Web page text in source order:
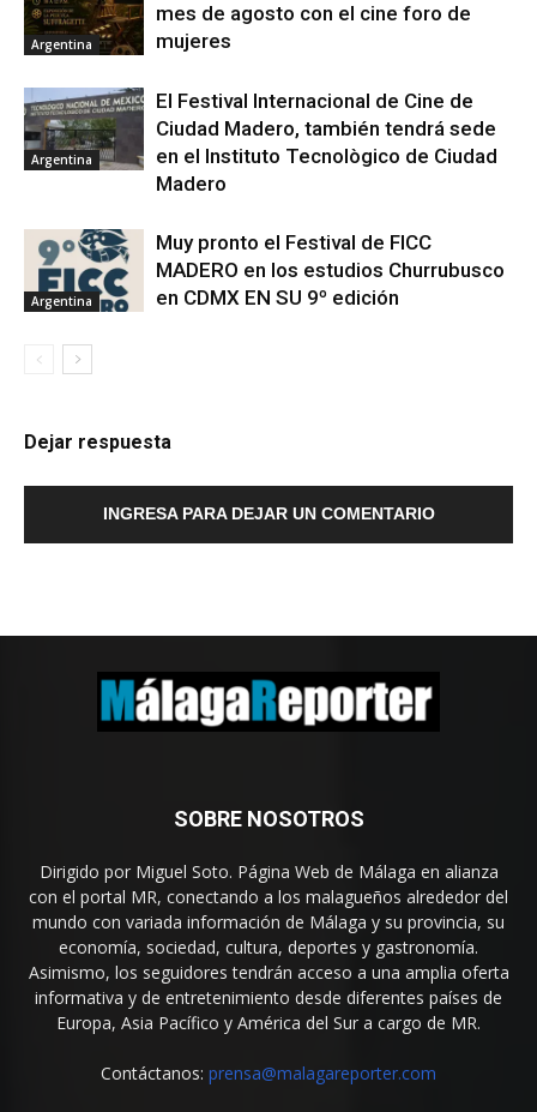
Argentina
mes de agosto con el cine foro de
mujeres
Argentina
El Festival Internacional de Cine de
Ciudad Madero, también tendrá sede
en el Instituto Tecnològico de Ciudad
Madero
Argentina
Muy pronto el Festival de FICC
MADERO en los estudios Churrubusco
en CDMX EN SU 9º edición
Dejar respuesta
INGRESA PARA DEJAR UN COMENTARIO
SOBRE NOSOTROS
Dirigido por Miguel Soto. Página Web de Málaga en alianza
con el portal MR, conectando a los malagueños alrededor del
mundo con variada información de Málaga y su provincia, su
economía, sociedad, cultura, deportes y gastronomía.
Asimismo, los seguidores tendrán acceso a una amplia oferta
informativa y de entretenimiento desde diferentes países de
Europa, Asia Pacífico y América del Sur a cargo de MR.
Contáctanos: prensa@malagareporter.com